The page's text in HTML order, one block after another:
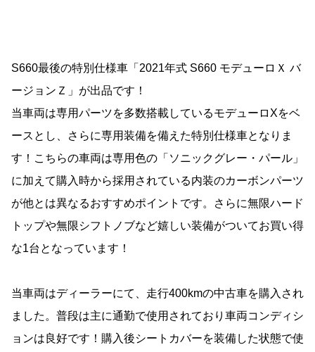
S660最後の特別仕様車「2021年式 S660 モデューロＸ バ
ージョンＺ」が出品です！
当車両は専用パーツを多数搭載しているモデューロXをベ
ースとし、さらに専用装備を備えた特別仕様車となりま
す！こちらの車両は専用色の「ソニックグレー・パール」
に加えて購入時から採用されている内装のカーボンパーツ
が他とは異なるおすすめポイントです。さらに無限ハード
トップや無限シフトノブなど嬉しい装備がついてお買い得
な1台となっています！
当車両はディーラーにて、走行400kmの中古車を購入され
ました。普段は主に通勤で使用されており車両コンディシ
ョンは良好です！購入後シートカバーを装備した状態で使